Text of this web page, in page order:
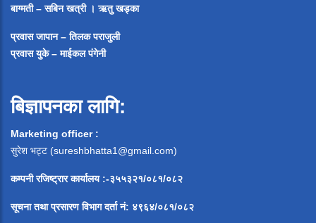
बाग्मती – सबिन खत्री ।ऋतु खड्का
प्रवास जापान – तिलक पराजुली
प्रवास युके – माईकल पंगेनी
बिज्ञापनका लागि:
Marketing officer :
सुरेश भट्ट (sureshbhatta1@gmail.com)
कम्पनी रजिष्ट्रार कार्यालय :-३५५३२१/०८१/०८२
सूचना तथा प्रसारण विभाग दर्ता नं: ४९६४/०८१/०८२